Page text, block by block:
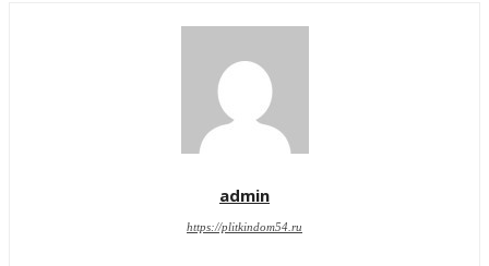
admin
https://plitkindom54.ru